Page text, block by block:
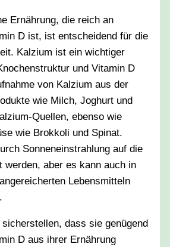
Ernährung, die reich an
D ist, ist entscheidend für die
Kalzium ist ein wichtiger
und Vitamin D
von Kalzium aus der
wie Milch, Joghurt und
Quellen, ebenso wie
wie Brokkoli und Spinat.
Sonneneinstrahlung auf die
werden, aber es kann auch in
Lebensmitteln
dass sie genügend
D aus ihrer Ernährung